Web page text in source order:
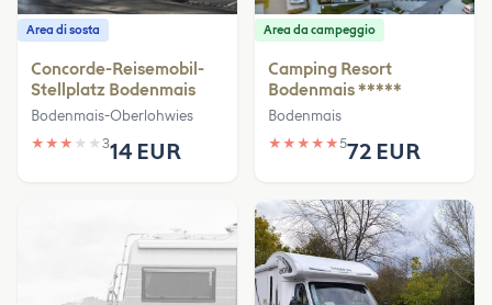
Area di sosta
Concorde-Reisemobil-
Stellplatz Bodenmais
Bodenmais-Oberlohwies
★ ★ ★ ★ ★ 314 EUR
Area da campeggio
Camping Resort
Bodenmais *****
Bodenmais
★ ★ ★ ★ ★572 EUR